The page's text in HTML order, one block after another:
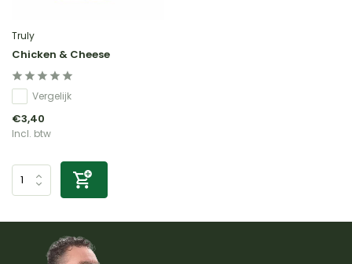
Truly
Chicken & Cheese
Vergelijk
€3,40
Incl. btw